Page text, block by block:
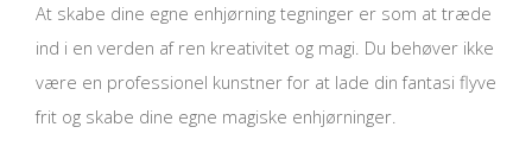
At skabe dine egne enhjørning tegninger er som at træde
ind i en verden af ren kreativitet og magi. Du behøver ikke
være en professionel kunstner for at lade din fantasi flyve
frit og skabe dine egne magiske enhjørninger.